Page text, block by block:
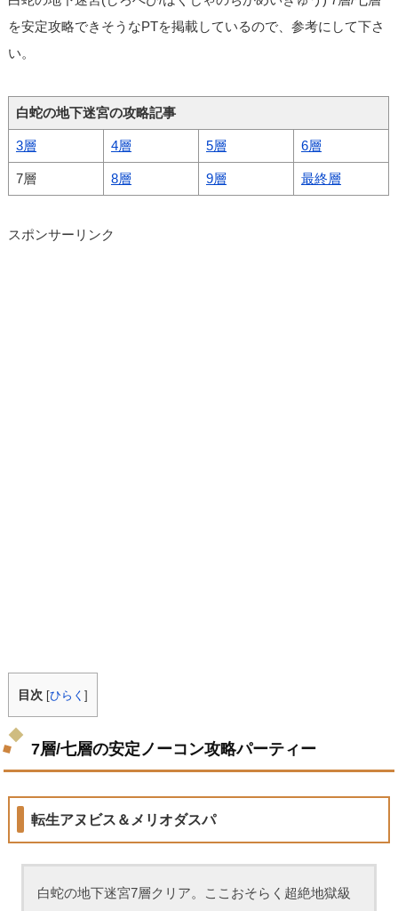
を安定攻略できそうなPTを掲載しているので、参考にして下さ
い。
白蛇の地下迷宮の攻略記事
3層 4層 5層 6層
7層 8層 9層 最終層
スポンサーリンク
目次 [ひらく]
7層/七層の安定ノーコン攻略パーティー
転生アヌビス＆メリオダスパ
白蛇の地下迷宮7層クリア。ここおそらく超絶地獄級